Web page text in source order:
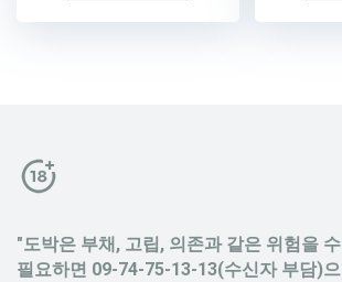
"도박은 부채, 고립, 의존과 같은 위험을
필요하면 09-74-75-13-13(수신자 부담)